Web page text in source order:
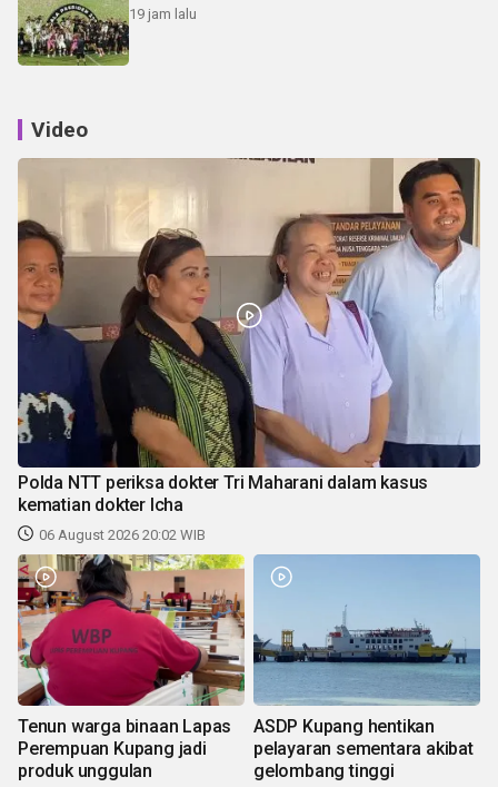
19 jam lalu
Video
Polda NTT periksa dokter Tri Maharani dalam kasus
kematian dokter Icha
06 August 2026 20:02 WIB
Tenun warga binaan Lapas
Perempuan Kupang jadi
produk unggulan
ASDP Kupang hentikan
pelayaran sementara akibat
gelombang tinggi